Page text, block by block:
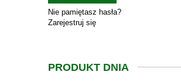
Nie pamiętasz hasła?
Zarejestruj się
PRODUKT DNIA